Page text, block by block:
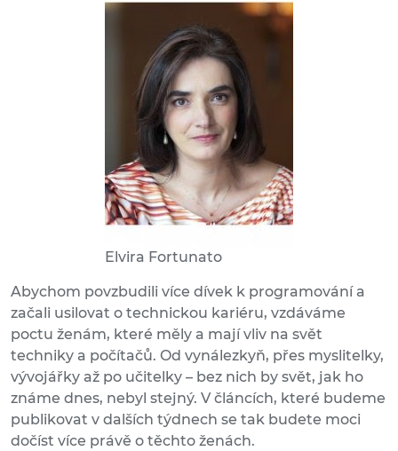
Elvira Fortunato
Abychom povzbudili více dívek k programování a
začali usilovat o technickou kariéru, vzdáváme
poctu ženám, které měly a mají vliv na svět
techniky a počítačů. Od vynálezkyň, přes myslitelky,
vývojářky až po učitelky – bez nich by svět, jak ho
známe dnes, nebyl stejný. V článcích, které budeme
publikovat v dalších týdnech se tak budete moci
dočíst více právě o těchto ženách.